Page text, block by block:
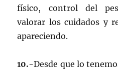
físico, control del
valorar los cuidados y
apareciendo.
10.-Desde que lo